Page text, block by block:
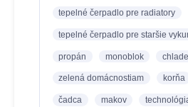
tepelné čerpadlo pre radiatory
tepelné čerpadlo pre staršie
propán monoblok
zelená domácnostiam korňa
čadca makov